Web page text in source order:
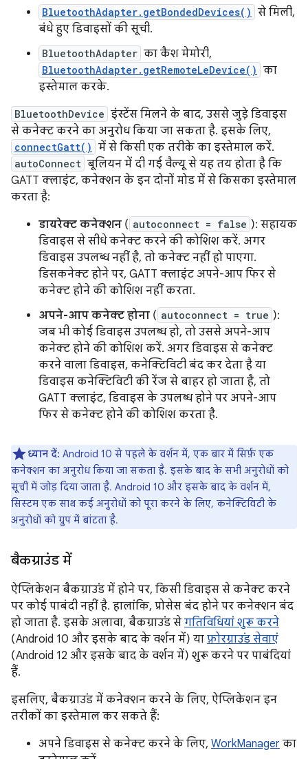
BluetoothAdapter.getBondedDevices() से मिली,
बंधे हुए डिवाइसों की सूची.
BluetoothAdapter का कैश मेमोरी,
BluetoothAdapter.getRemoteLeDevice() का
इस्तेमाल करके.
BluetoothDevice इंस्टेंस मिलने के बाद, उससे जुड़े डिवाइस
से कनेक्ट करने का अनुरोध किया जा सकता है. इसके लिए,
connectGatt() में से किसी एक तरीके का इस्तेमाल करें.
autoConnect बूलियन में दी गई वैल्यू से यह तय होता है कि
GATT क्लाइंट, कनेक्शन के इन दोनों मोड में से किसका इस्तेमाल
करता है:
डायरेक्ट कनेक्शन ( autoconnect = false ): सहायक
डिवाइस से सीधे कनेक्ट करने की कोशिश करें. अगर
डिवाइस उपलब्ध नहीं है, तो कनेक्ट नहीं हो पाएगा.
डिसकनेक्ट होने पर, GATT क्लाइंट अपने-आप फिर से
कनेक्ट होने की कोशिश नहीं करता.
अपने-आप कनेक्ट होना ( autoconnect = true ):
जब भी कोई डिवाइस उपलब्ध हो, तो उससे अपने-आप
कनेक्ट होने की कोशिश करें. अगर डिवाइस से कनेक्ट
करने वाला डिवाइस, कनेक्टिविटी बंद कर देता है या
डिवाइस कनेक्टिविटी की रेंज से बाहर हो जाता है, तो
GATT क्लाइंट, डिवाइस के उपलब्ध होने पर अपने-आप
फिर से कनेक्ट होने की कोशिश करता है.
ध्यान दें: Android 10 से पहले के वर्शन में, एक बार में सिर्फ़ एक
कनेक्शन का अनुरोध किया जा सकता है. इसके बाद के सभी अनुरोधों को
सूची में जोड़ दिया जाता है. Android 10 और इसके बाद के वर्शन में,
सिस्टम एक साथ कई अनुरोधों को पूरा करने के लिए, कनेक्टिविटी के
अनुरोधों को ग्रुप में बांटता है.
बैकग्राउंड में
ऐप्लिकेशन बैकग्राउंड में होने पर, किसी डिवाइस से कनेक्ट करने
पर कोई पाबंदी नहीं है. हालांकि, प्रोसेस बंद होने पर कनेक्शन बंद
हो जाता है. इसके अलावा, बैकग्राउंड से गतिविधियां शुरू करने
(Android 10 और इसके बाद के वर्शन में) या फ़ोरग्राउंड सेवाएं
(Android 12 और इसके बाद के वर्शन में) शुरू करने पर पाबंदियां
हैं.
इसलिए, बैकग्राउंड में कनेक्शन करने के लिए, ऐप्लिकेशन इन
तरीकों का इस्तेमाल कर सकते हैं:
अपने डिवाइस से कनेक्ट करने के लिए, WorkManager का